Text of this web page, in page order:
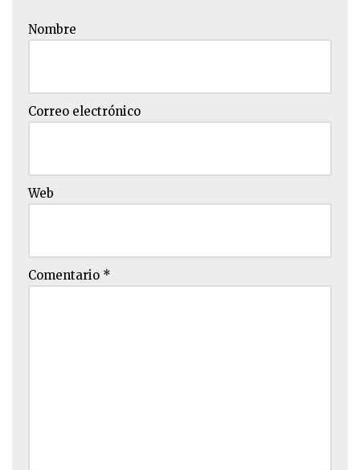
Nombre
Correo electrónico
Web
Comentario *